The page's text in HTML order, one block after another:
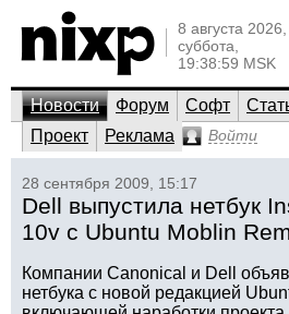
8 августа 2026,
суббота,
19:38:59 MSK
Новости Форум Софт
Проект
Реклама Войти
28 сентября 2009, 15:17
Dell выпустила нетбук
10v с Ubuntu Moblin
Компании Canonical и Dell
нетбука с новой редакцией